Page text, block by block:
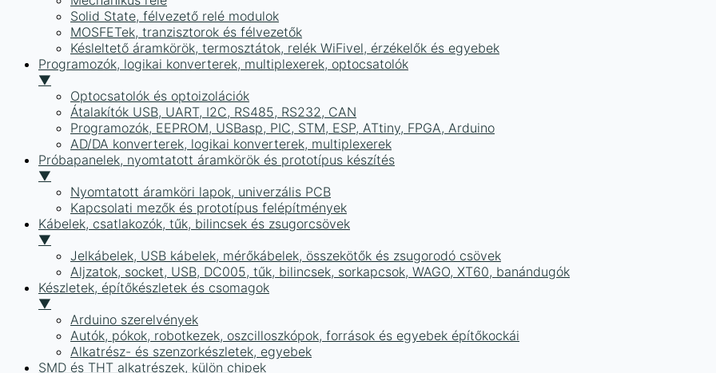
Solid State, félvezető relé modulok
MOSFETek, tranzisztorok és félvezetők
Késleltető áramkörök, termosztátok, relék WiFivel, érzékelők és egyebek
Programozók, logikai konverterek, multiplexerek, optocsatolók
▼
Optocsatolók és optoizolációk
Átalakítók USB, UART, I2C, RS485, RS232, CAN
Programozók, EEPROM, USBasp, PIC, STM, ESP, ATtiny, FPGA, Arduino
AD/DA konverterek, logikai konverterek, multiplexerek
Próbapanelek, nyomtatott áramkörök és prototípus készítés
▼
Nyomtatott áramköri lapok, univerzális PCB
Kapcsolati mezők és prototípus felépítmények
Kábelek, csatlakozók, tűk, bilincsek és zsugorcsövek
▼
Jelkábelek, USB kábelek, mérőkábelek, összekötők és zsugorodó csövek
Aljzatok, socket, USB, DC005, tűk, bilincsek, sorkapcsok, WAGO, XT60, banándugók
Készletek, építőkészletek és csomagok
▼
Arduino szerelvények
Autók, pókok, robotkezek, oszcilloszkópok, források és egyebek építőkockái
Alkatrész- és szenzorkészletek, egyebek
SMD és THT alkatrészek, külön chipek